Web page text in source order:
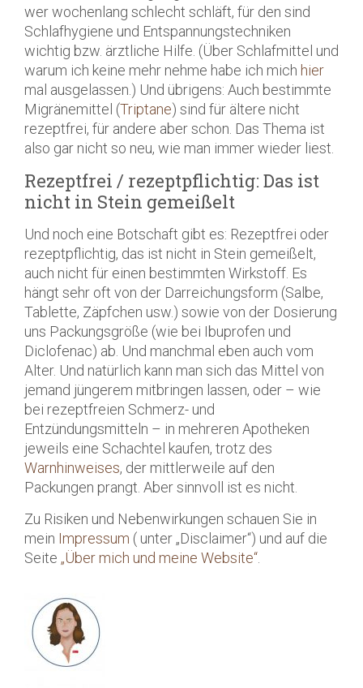
wer wochenlang schlecht schläft, für den sind
Schlafhygiene und Entspannungstechniken
wichtig bzw. ärztliche Hilfe. (Über Schlafmittel und
warum ich keine mehr nehme habe ich mich hier
mal ausgelassen.) Und übrigens: Auch bestimmte
Migränemittel (Triptane) sind für ältere nicht
rezeptfrei, für andere aber schon. Das Thema ist
also gar nicht so neu, wie man immer wieder liest.
Rezeptfrei / rezeptpflichtig: Das ist
nicht in Stein gemeißelt
Und noch eine Botschaft gibt es: Rezeptfrei oder
rezeptpflichtig, das ist nicht in Stein gemeißelt,
auch nicht für einen bestimmten Wirkstoff. Es
hängt sehr oft von der Darreichungsform (Salbe,
Tablette, Zäpfchen usw.) sowie von der Dosierung
uns Packungsgröße (wie bei Ibuprofen und
Diclofenac) ab. Und manchmal eben auch vom
Alter. Und natürlich kann man sich das Mittel von
jemand jüngerem mitbringen lassen, oder – wie
bei rezeptfreien Schmerz- und
Entzündungsmitteln – in mehreren Apotheken
jeweils eine Schachtel kaufen, trotz des
Warnhinweises, der mittlerweile auf den
Packungen prangt. Aber sinnvoll ist es nicht.
Zu Risiken und Nebenwirkungen schauen Sie in
mein Impressum ( unter „Disclaimer“) und auf die
Seite „Über mich und meine Website“